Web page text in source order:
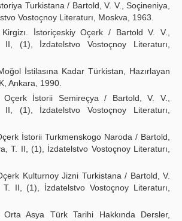
Turkistana / Bartold, V. V., Soçineniya,
Vostoçnoy Literaturı, Moskva, 1963.
İstoriçeskiy Oçerk / Bartold V. V.,
II, (1), İzdatelstvo Vostoçnoy Literaturı,
İstilasına Kadar Türkistan, Hazırlayan
Ankara, 1990.
İstorii Semireçya / Bartold, V. V.,
II, (1), İzdatelstvo Vostoçnoy Literaturı,
İstorii Turkmenskogo Naroda / Bartold,
T. II, (1), İzdatelstvo Vostoçnoy Literaturı,
Kulturnoy Jizni Turkistana / Bartold, V.
II, (1), İzdatelstvo Vostoçnoy Literaturı,
Asya Türk Tarihi Hakkında Dersler,